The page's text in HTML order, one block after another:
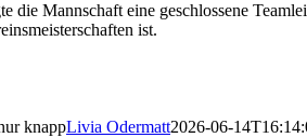
die Mannschaft eine geschlossene
ist.
knappLivia Odermatt2026-06-